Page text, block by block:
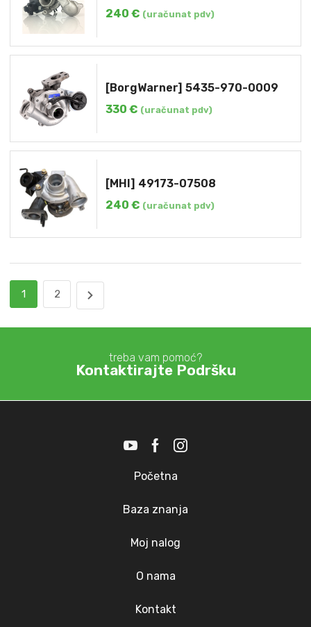
240 € (uračunat pdv)
[BorgWarner] 5435-970-0009
330 € (uračunat pdv)
[MHI] 49173-07508
240 € (uračunat pdv)
1 2
treba vam pomoć?
Kontaktirajte Podršku
Početna
Baza znanja
Moj nalog
O nama
Kontakt